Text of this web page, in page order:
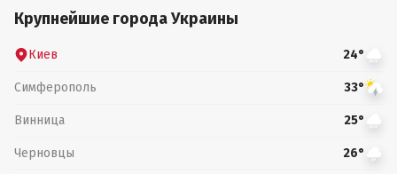
Крупнейшие города Украины
Киев 24°
Симферополь 33°
Винница 25°
Черновцы 26°